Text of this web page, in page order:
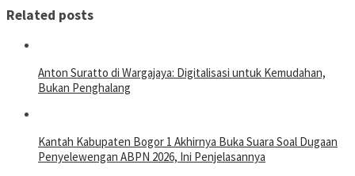
Related posts
Anton Suratto di Wargajaya: Digitalisasi untuk Kemudahan,
Bukan Penghalang
Kantah Kabupaten Bogor 1 Akhirnya Buka Suara Soal Dugaan
Penyelewengan ABPN 2026, Ini Penjelasannya